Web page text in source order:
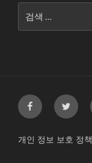
색:
페
이
트
위
개인 정보 보호 정책